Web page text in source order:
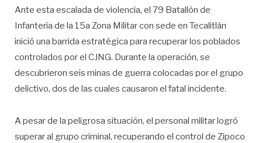
Ante esta escalada de violencia, el 79 Batallón de
Infantería de la 15a Zona Militar con sede en Tecalitlán
inició una barrida estratégica para recuperar los poblados
controlados por el CJNG. Durante la operación, se
descubrieron seis minas de guerra colocadas por el grupo
delictivo, dos de las cuales causaron el fatal incidente.
A pesar de la peligrosa situación, el personal militar logró
superar al grupo criminal, recuperando el control de Zipoco